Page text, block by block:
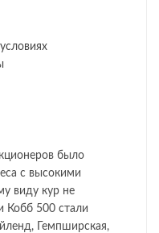
было
с высокими
виду кур не
Кобб 500 стали
Гемпширская,